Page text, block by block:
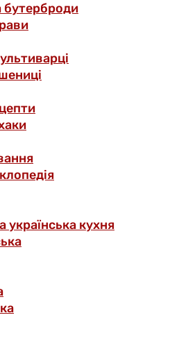
бутерброди
українська кухня